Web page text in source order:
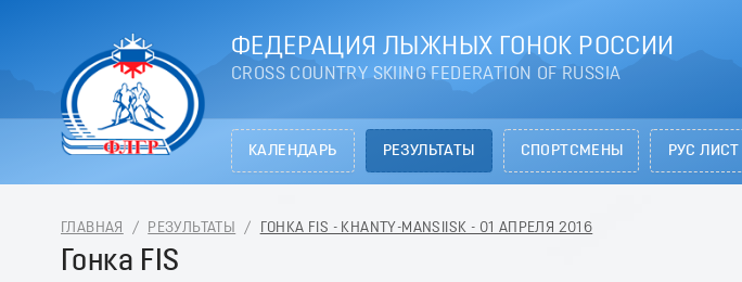
ФЕДЕРАЦИЯ ЛЫЖНЫХ ГОНОК РОССИИ
CROSS COUNTRY SKIING FEDERATION OF RUSSIA
КАЛЕНДАРЬ РЕЗУЛЬТАТЫ СПОРТСМЕНЫ РУС ЛИСТ
ГЛАВНАЯ / РЕЗУЛЬТАТЫ / ГОНКА FIS - KHANTY-MANSIISK - 01 АПРЕЛЯ 2016
Гонка FIS